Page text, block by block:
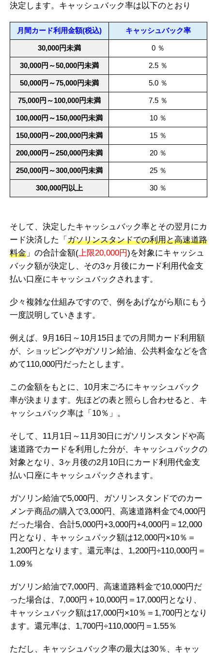
決定します。キャッシュバック率は以下のとおり
月間カード利用金額(税込) キャッシュバック率
30,000円未満 0 ％
30,000円～50,000円未満 2.5 ％
50,000円～75,000円未満 5.0 ％
75,000円～100,000円未満 7.5 ％
100,000円～150,000円未満 10 ％
150,000円～200,000円未満 15 ％
200,000円～250,000円未満 20 ％
250,000円～300,000円未満 25 ％
300,000円以上 30 ％
そして、決定したキャッシュバック率とその翌月にカ
ード決済した「 ガソリンスタンドでの利用と高速道路
料金 」の合計金額(上限20,000円)を対象にキャッシュ
バック額が決定し、その3ヶ月後にカード利用代金支
払い口座にキャッシュバックされます。
少々複雑な仕組みですので、例をあげながら順にもう
一度説明していきます。
例えば、9月16日～10月15日までの月間カード利用額
が、ショッピングやガソリン給油、公共料金などを含
めて110,000円だったとします。
この金額をもとに、10月末ごろにキャッシュバック
率が決まります。先ほどの表と照らし合わせると、キ
ャッシュバック率は「10％」。
そして、11月1日～11月30日にガソリンスタンドや高
速道路でカードを利用した分が、キャッシュバックの
対象となり、3ヶ月後の2月10日にカード利用代金支
払い口座にキャッシュバックされます。
ガソリン給油で5,000円、ガソリンスタンドでのカー
メンテ商品の購入で3,000円、高速道路料金で4,000円
だった場合、合計5,000円+3,000円+4,000円＝12,000
円となり、キャッシュバック額は12,000円×10％＝
1,200円となります。還元率は、1,200円÷110,000円＝
1.09％
ガソリン給油で7,000円、高速道路料金で10,000円だ
った場合は、7,000円＋10,000円＝17,000円となり、
キャッシュバック額は17,000円×10％＝1,700円となり
ます。還元率は、1,700円÷110,000円＝1.55％
ただし、キャッシュバック率の最大は30％、キャッ